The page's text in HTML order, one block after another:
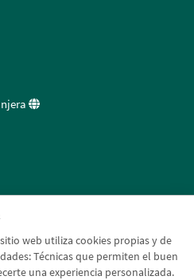
web utiliza cookies propias y de
Técnicas que permiten el buen
una experiencia personalizada.